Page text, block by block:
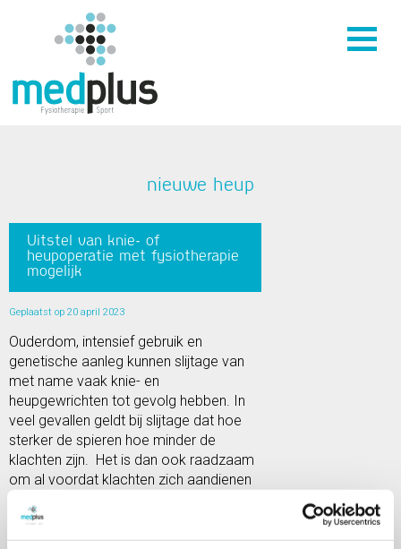
nieuwe heup
Uitstel van knie- of
heupoperatie met fysiotherapie
mogelijk
Geplaatst op 20 april 2023
Ouderdom, intensief gebruik en
genetische aanleg kunnen slijtage van
met name vaak knie- en
heupgewrichten tot gevolg hebben. In
veel gevallen geldt bij slijtage dat hoe
sterker de spieren hoe minder de
klachten zijn. Het is dan ook raadzaam
om al voordat klachten zich aandienen
zorgen ervoor dat de klachten van
slijtage zo min mogelijk belemmerend